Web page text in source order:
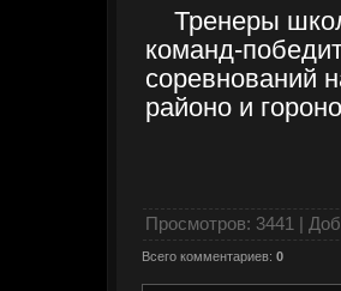
Тренеры
команд-
соревнований
районо и
Просмотров: 3441 |
Всего комментариев: 0